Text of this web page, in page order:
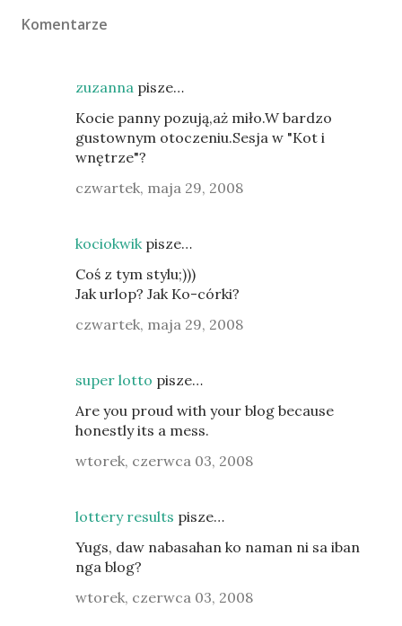
Komentarze
zuzanna pisze…
Kocie panny pozują,aż miło.W bardzo
gustownym otoczeniu.Sesja w "Kot i
wnętrze"?
czwartek, maja 29, 2008
kociokwikpisze…
Coś z tym stylu;)))
Jak urlop? Jak Ko-córki?
czwartek, maja 29, 2008
super lotto pisze…
Are you proud with your blog because
honestly its a mess.
wtorek, czerwca 03, 2008
lottery results pisze…
Yugs, daw nabasahan ko naman ni sa iban
nga blog?
wtorek, czerwca 03, 2008